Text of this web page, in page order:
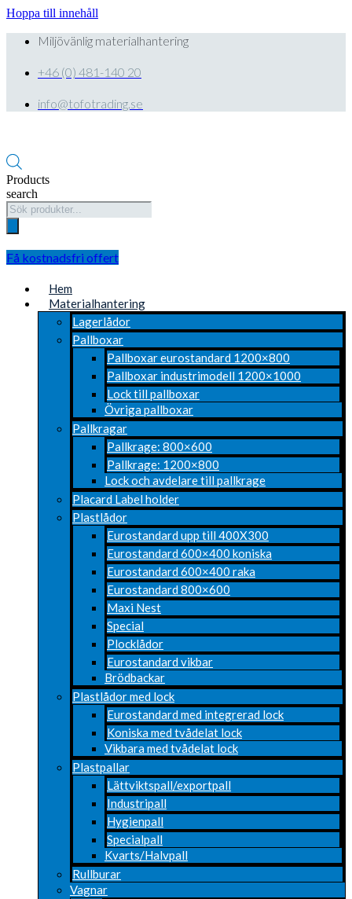
Hoppa till innehåll
Miljövänlig materialhantering
+46 (0) 481-140 20
info@tofotrading.se
Products
search
Få kostnadsfri offert
Hem
Materialhantering
Lagerlådor
Pallboxar
Pallboxar eurostandard 1200×800
Pallboxar industrimodell 1200×1000
Lock till pallboxar
Övriga pallboxar
Pallkragar
Pallkrage: 800×600
Pallkrage: 1200×800
Lock och avdelare till pallkrage
Placard Label holder
Plastlådor
Eurostandard upp till 400X300
Eurostandard 600×400 koniska
Eurostandard 600×400 raka
Eurostandard 800×600
Maxi Nest
Special
Plocklådor
Eurostandard vikbar
Brödbackar
Plastlådor med lock
Eurostandard med integrerad lock
Koniska med tvådelat lock
Vikbara med tvådelat lock
Plastpallar
Lättviktspall/exportpall
Industripall
Hygienpall
Specialpall
Kvarts/Halvpall
Rullburar
Vagnar